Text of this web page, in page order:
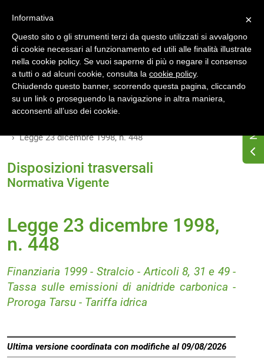
Home
Osservatorio di normativa energetica
Normativa energetica nazionale
Legge 23 dicembre 1998, n. 448
Disposizioni trasversali
Normativa Vigente
Legge 23 dicembre 1998,
n. 448
Finanziaria 1999 - Stralcio - Articoli 8, 31 e 49 -
Tassa sulle emissioni di anidride carbonica -
Proroga Tarsu - Tariffa idrica
Ultima versione coordinata con modifiche al 09/08/2026
×
Informativa
Questo sito o gli strumenti terzi da questo utilizzati si avvalgono
di cookie necessari al funzionamento ed utili alle finalità illustrate
nella cookie policy. Se vuoi saperne di più o negare il consenso
a tutti o ad alcuni cookie, consulta la cookie policy.
Chiudendo questo banner, scorrendo questa pagina, cliccando
su un link o proseguendo la navigazione in altra maniera,
acconsenti all’uso dei cookie.